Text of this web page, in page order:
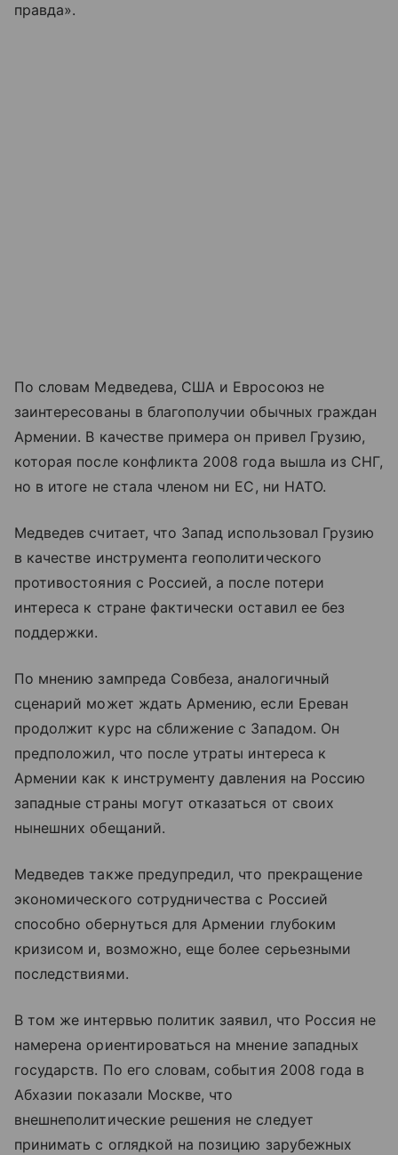
правда».
По словам Медведева, США и Евросоюз не
заинтересованы в благополучии обычных граждан
Армении. В качестве примера он привел Грузию,
которая после конфликта 2008 года вышла из СНГ,
но в итоге не стала членом ни ЕС, ни НАТО.
Медведев считает, что Запад использовал Грузию
в качестве инструмента геополитического
противостояния с Россией, а после потери
интереса к стране фактически оставил ее без
поддержки.
По мнению зампреда Совбеза, аналогичный
сценарий может ждать Армению, если Ереван
продолжит курс на сближение с Западом. Он
предположил, что после утраты интереса к
Армении как к инструменту давления на Россию
западные страны могут отказаться от своих
нынешних обещаний.
Медведев также предупредил, что прекращение
экономического сотрудничества с Россией
способно обернуться для Армении глубоким
кризисом и, возможно, еще более серьезными
последствиями.
В том же интервью политик заявил, что Россия не
намерена ориентироваться на мнение западных
государств. По его словам, события 2008 года в
Абхазии показали Москве, что
внешнеполитические решения не следует
принимать с оглядкой на позицию зарубежных